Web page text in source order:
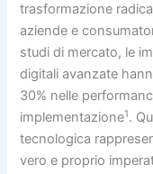
trasformazione
aziende e
studi di mercato, le
digitali avanzate
30% nelle
implementazione1.
tecnologica
vero e proprio